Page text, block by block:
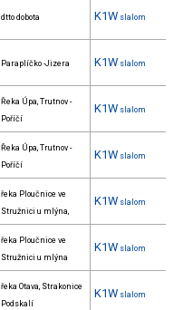
dtto dobota K1W slalom
Paraplíčko -Jizera K1W slalom
Řeka Úpa, Trutnov -
Poříčí
K1W slalom
Řeka Úpa, Trutnov -
Poříčí
K1W slalom
řeka Ploučnice ve
Stružnici u mlýna,
K1W slalom
řeka Ploučnice ve
Stružnici u mlýna
K1W slalom
řeka Otava, Strakonice
Podskalí
K1W slalom